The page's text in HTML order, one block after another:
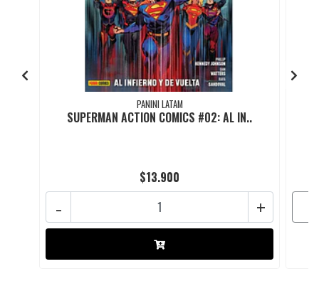
PANINI LATAM
SUPERMAN ACTION COMICS #02: AL IN..
$13.900
+
-